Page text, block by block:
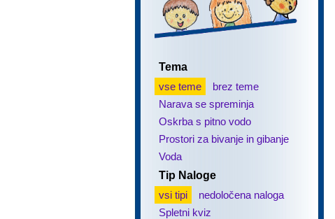
Tema
vse teme
brez teme
Narava se spreminja
Oskrba s pitno vodo
Prostori za bivanje in gibanje
Voda
Tip Naloge
vsi tipi
nedoločena naloga
Spletni kviz